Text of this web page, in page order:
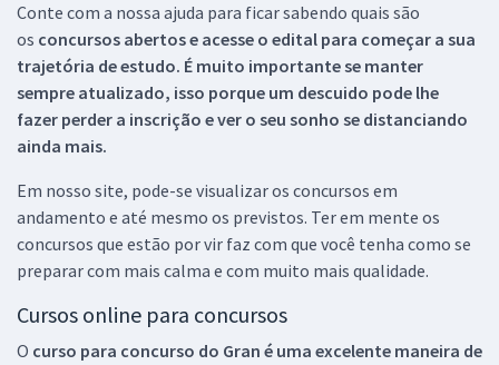
Conte com a nossa ajuda para ficar sabendo quais são
os concursos abertos e acesse o edital para começar a sua
trajetória de estudo. É muito importante se manter
sempre atualizado, isso porque um descuido pode lhe
fazer perder a inscrição e ver o seu sonho se distanciando
ainda mais.
Em nosso site, pode-se visualizar os concursos em
andamento e até mesmo os previstos. Ter em mente os
concursos que estão por vir faz com que você tenha como se
preparar com mais calma e com muito mais qualidade.
Cursos online para concursos
O curso para concurso do Gran é uma excelente maneira de